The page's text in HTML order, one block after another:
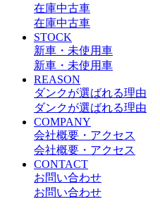
在庫中古車
在庫中古車
STOCK
新車・未使用車
新車・未使用車
REASON
ダンクが選ばれる理由
ダンクが選ばれる理由
COMPANY
会社概要・アクセス
会社概要・アクセス
CONTACT
お問い合わせ
お問い合わせ